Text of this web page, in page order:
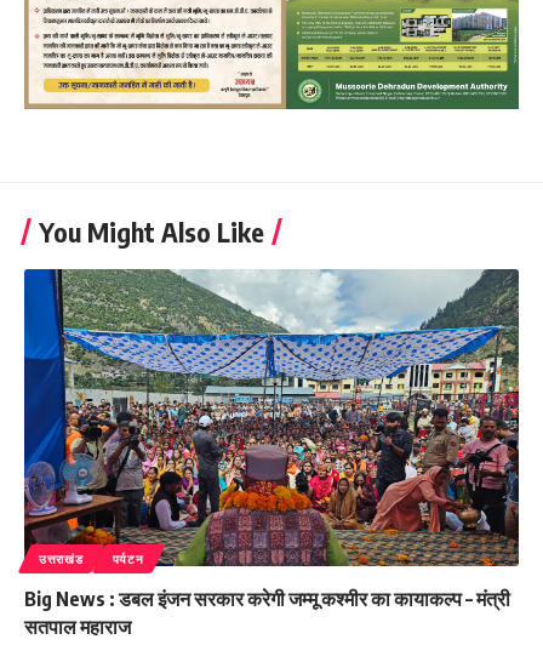
You Might Also Like
उत्तराखंड पर्यटन
Big News : डबल इंजन सरकार करेगी जम्मू कश्मीर का कायाकल्प – मंत्री
सतपाल महाराज